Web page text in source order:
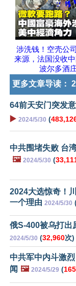
涉洗钱！空壳公
来源，法国没收
波尔多酒
更多文章导读：
64前天安门突发
▶️ 2024/5/30 (
中共围堵失败 台
🖼️ 2024/5/30 (
2024大选惊奇！
一个理由 2024/5/30
俄S-400被乌打出
2024/5/30 (32,960次)
中共军中内斗激
闻 🖼️ 2024/5/29 (